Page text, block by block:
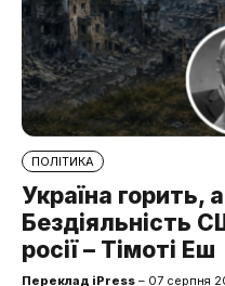
ПОЛІТИКА
Україна горить,
Бездіяльність
росії – Тімоті Еш
Переклад iPress – 07 серпня